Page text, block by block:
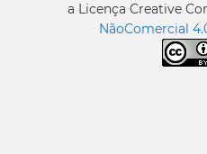
a Licença Creative
NãoComercial